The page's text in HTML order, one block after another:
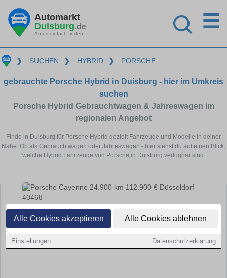
Alle Cookies akzeptieren Alle Cookies ablehnen
Einstellungen Datenschutzerklärung
Automarkt
Duisburg.de
Autos einfach finden
☰
❯ SUCHEN ❯ HYBRID ❯ PORSCHE
gebrauchte Porsche Hybrid in Duisburg - hier im Umkreis
suchen
Porsche Hybrid Gebrauchtwagen & Jahreswagen im
regionalen Angebot
Finde in Duisburg für Porsche Hybrid gezielt Fahrzeuge und Modelle in deiner
Nähe. Ob als Gebrauchtwagen oder Jahreswagen - hier siehst du auf einen Blick,
welche Hybrid Fahrzeuge von Porsche in Duisburg verfügbar sind.